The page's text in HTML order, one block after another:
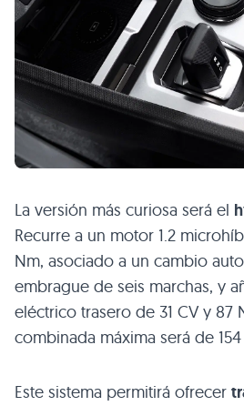
La versión más curiosa será el
Recurre a un motor 1.2
Nm, asociado a un cambio
embrague de seis marchas, y
eléctrico trasero de 31 CV y 87
combinada máxima será de
Este sistema permitirá ofrecer